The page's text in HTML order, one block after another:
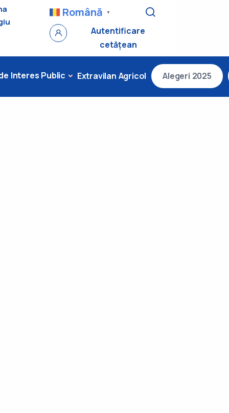
Română ▼
Autentificare
cetățean
Interes Public Extravilan Agricol Alegeri 2025